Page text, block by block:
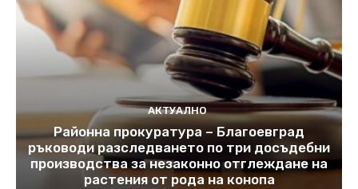
АКТУАЛНО
Районна прокуратура – Благоевград
ръководи разследването по три досъдебни
производства за незаконно отглеждане на
растения от рода на конопа